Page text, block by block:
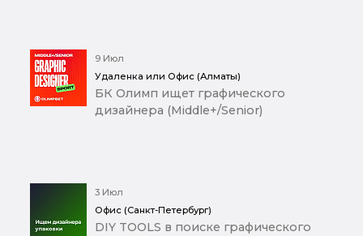
9 Июл
Удаленка или Офис (Алматы)
БК Олимп ищет графического
дизайнера (Middle+/Senior)
3 Июл
Офис (Санкт-Петербург)
DIY TOOLS в поиске графического